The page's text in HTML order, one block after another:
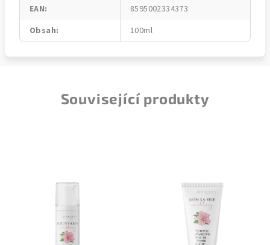
EAN:
8595002334373
Obsah: 100ml
Související produkty